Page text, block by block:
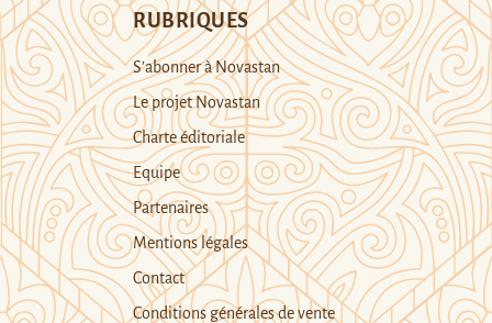
RUBRIQUES
S’abonner à Novastan
Le projet Novastan
Charte éditoriale
Equipe
Partenaires
Mentions légales
Contact
Conditions générales de vente